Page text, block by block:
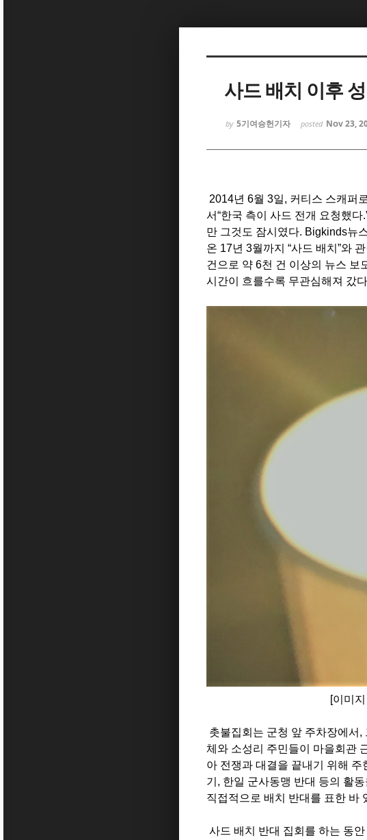
사드 배치 이후
by 5기여승헌기자 posted Nov 23,
2014년 6월 3일, 커티스 스캐퍼
서“한국 측이 사드 전개 요청했다
만 그것도 잠시였다. Bigkinds뉴
온 17년 3월까지 “사드 배치 ”와
건으로 약 6천 건 이상의 뉴스 보
시간이 흐를수록 무관심해져 갔다
[이미
촛불집회는 군청 앞 주차장에서 ,
체와 소성리 주민들이 마을회관
아 전쟁과 대결을 끝내기 위해
기 , 한일 군사동맹 반대 등의 활
직접적으로 배치 반대를 표한 바
사드 배치 반대 집회를 하는 동
Sketchbook5, 스케치북5
Sketchbook5, 스케치북5